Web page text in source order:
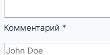
Комментарий *